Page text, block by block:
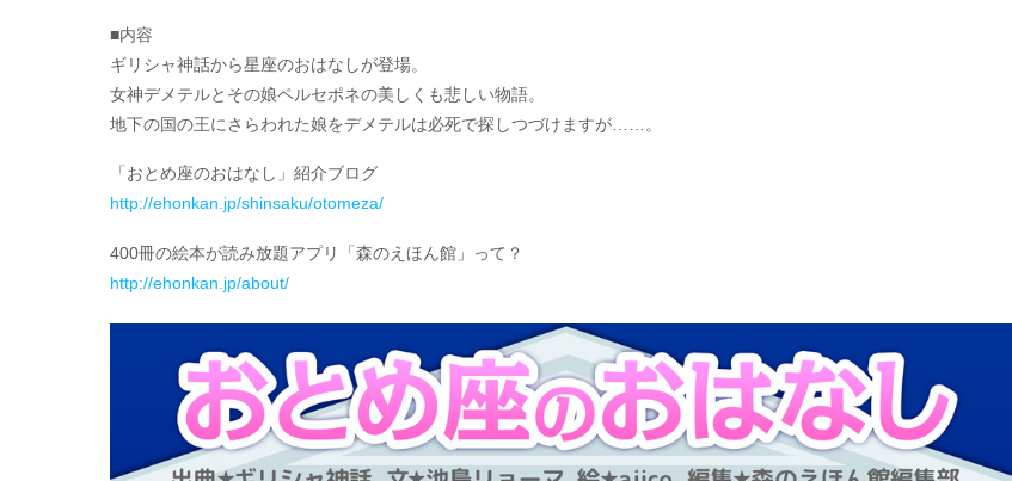
■内容
ギリシャ神話から星座のおはなしが登場。
女神デメテルとその娘ペルセポネの美しくも悲しい物語。
地下の国の王にさらわれた娘をデメテルは必死で探しつづけますが……。
「おとめ座のおはなし」紹介ブログ
http://ehonkan.jp/shinsaku/otomeza/
400冊の絵本が読み放題アプリ「森のえほん館」って？
http://ehonkan.jp/about/